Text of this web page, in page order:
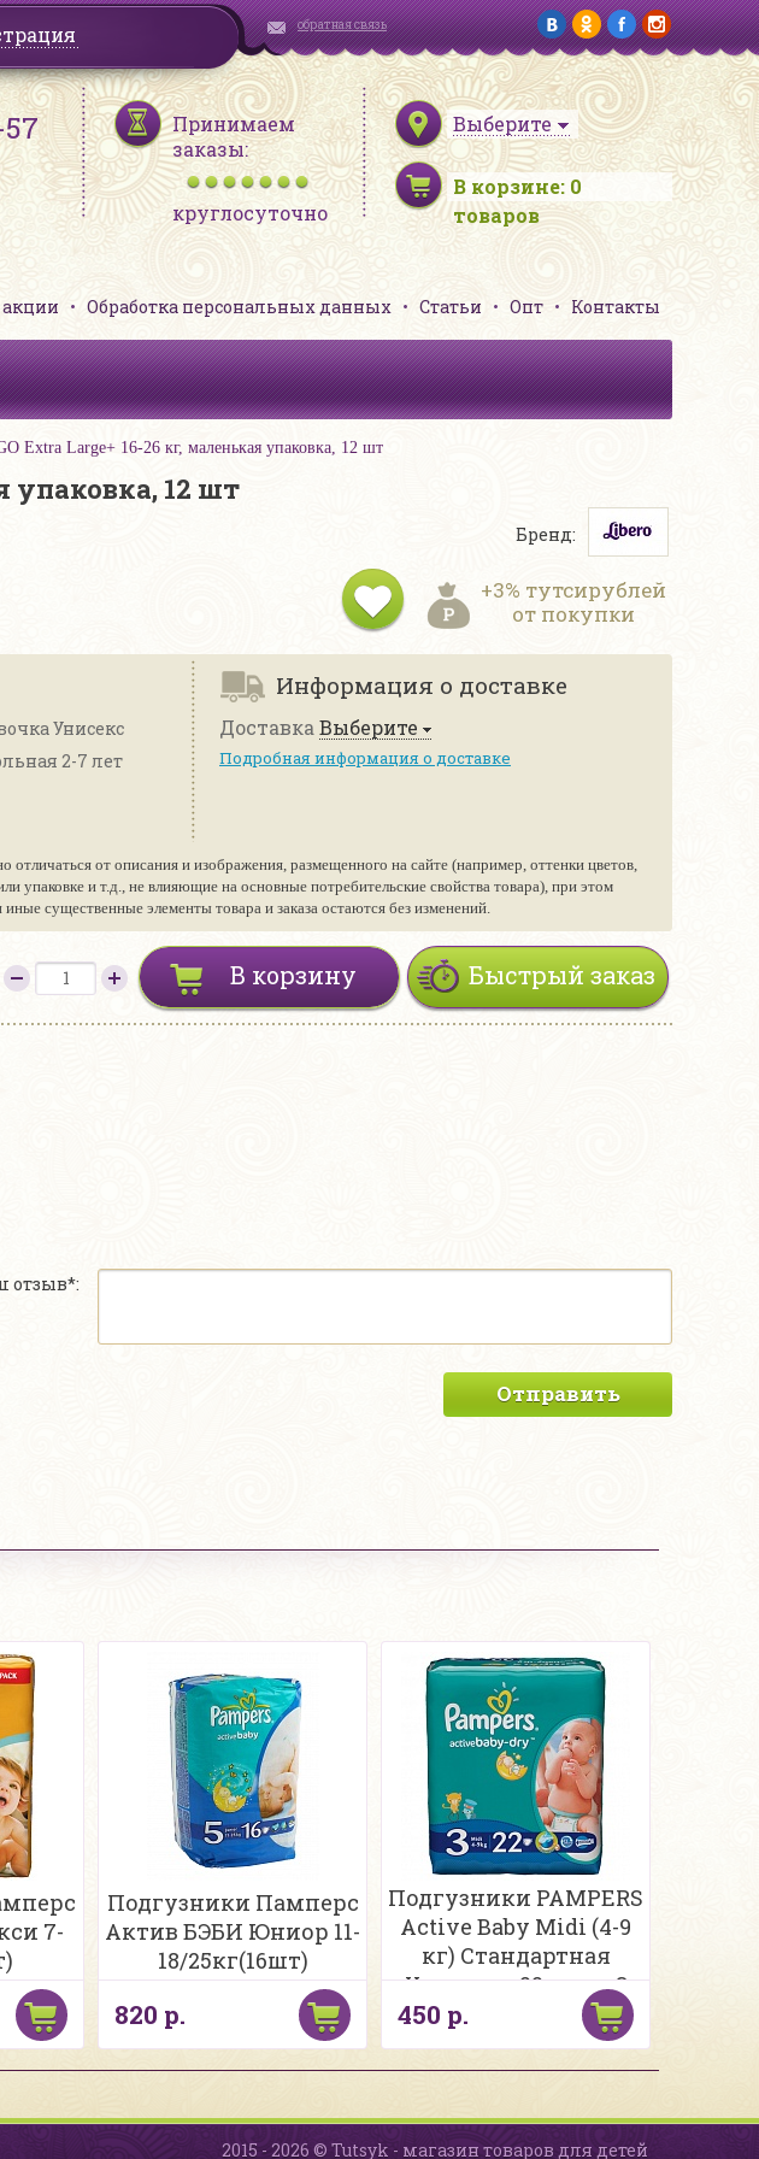
обратная связь
Принимаем
заказы:
круглосуточно
Выберите
В корзине: 0
товаров
Обработка персональных данных Статьи Опт Контакты
Extra Large+ 16-26 кг, маленькая упаковка, 12 шт
упаковка, 12 шт
Бренд:
+3% тутсирублей
от покупки
Унисекс
2-7 лет
Информация о доставке
Доставка Выберите
Подробная информация о доставке
отличаться от описания и изображения, размещенного на сайте (например, оттенки цветов,
упаковке и т.д., не влияющие на основные потребительские свойства товара), при этом
существенные элементы товара и заказа остаются без изменений.
Быстрый заказ
В корзину
отзыв*:
Отправить
7-
Подгузники Памперс
Актив БЭБИ Юниор 11-
18/25кг(16шт)
820 р.
Подгузники PAMPERS
Active Baby Midi (4-9
кг) Стандартная
Упаковка 22 шт., р.3
450 р.
2015 - 2026 © Tutsyk - магазин товаров для детей